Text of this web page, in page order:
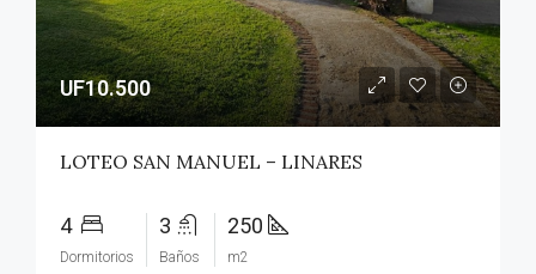
UF10.500
LOTEO SAN MANUEL – LINARES
4
Dormitorios
3
Baños
250
m2